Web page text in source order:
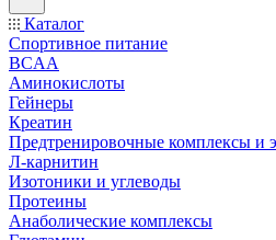
Каталог
Спортивное питание
BCAA
Аминокислоты
Гейнеры
Креатин
Предтренировочные комплексы и
Л-карнитин
Изотоники и углеводы
Протеины
Анаболические комплексы